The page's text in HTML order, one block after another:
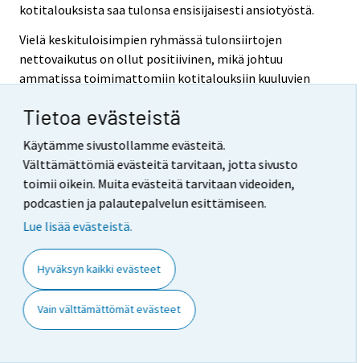
Tietoa evästeistä
Käytämme sivustollamme evästeitä.
Välttämättömiä evästeitä tarvitaan, jotta sivusto
toimii oikein. Muita evästeitä tarvitaan videoiden,
podcastien ja palautepalvelun esittämiseen.
Lue lisää evästeistä.
Hyväksyn kaikki evästeet
Vain välttämättömät evästeet
kotitalouksista saa tulonsa ensisijaisesti ansiotyöstä.
Vielä keskituloisimpien ryhmässä tulonsiirtojen
nettovaikutus on ollut positiivinen, mikä johtuu
ammatissa toimimattomiin kotitalouksiin kuuluvien
tuloryhmässä. Ansiotyössä olevilla kotitalouksilla
veronluonteisia maksuja maksetaan saatuja
tulonsiirtoja enemmän. Koko keskituloisten ryhmällä
saadut tulonsiirrot laskivat vuodesta 1996 vuoteen
2001, jonka jälkeen kääntyivät kasvuun. Maksetut
tulonsiirrot ovat vaihdelleet lähinnä palkkatulojen ja
ansioperusteisten toimeentuloturvaetuuksien, ja näistä
maksetuissa veroissa tai muissa maksuissa
tapahtuneiden muutosten vaikutuksesta. Palkkatyössä
olleilla kotitalouksilla työtulojen veroaste muodostuu
pääomatulojen veroastetta korkeammaksi.
Kuvio 2. Tulojen rakenne pieni-, keski- ja